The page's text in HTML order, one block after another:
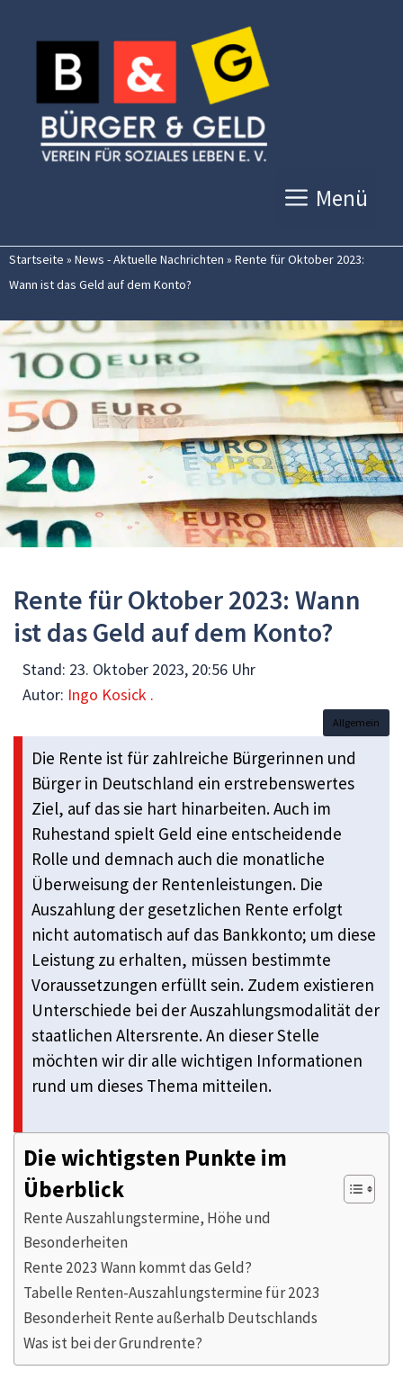
Inhalt
springen
Menü
Startseite » News - Aktuelle Nachrichten » Rente für Oktober 2023:
Wann ist das Geld auf dem Konto?
Rente für Oktober 2023: Wann
ist das Geld auf dem Konto?
Stand: 23. Oktober 2023, 20:56 Uhr
Autor: Ingo Kosick .
Allgemein
Die Rente ist für zahlreiche Bürgerinnen und
Bürger in Deutschland ein erstrebenswertes
Ziel, auf das sie hart hinarbeiten. Auch im
Ruhestand spielt Geld eine entscheidende
Rolle und demnach auch die monatliche
Überweisung der Rentenleistungen. Die
Auszahlung der gesetzlichen Rente erfolgt
nicht automatisch auf das Bankkonto; um diese
Leistung zu erhalten, müssen bestimmte
Voraussetzungen erfüllt sein. Zudem existieren
Unterschiede bei der Auszahlungsmodalität der
staatlichen Altersrente. An dieser Stelle
möchten wir dir alle wichtigen Informationen
rund um dieses Thema mitteilen.
Die wichtigsten Punkte im
Überblick
Rente Auszahlungstermine, Höhe und
Besonderheiten
Rente 2023 Wann kommt das Geld?
Tabelle Renten-Auszahlungstermine für 2023
Besonderheit Rente außerhalb Deutschlands
Was ist bei der Grundrente?